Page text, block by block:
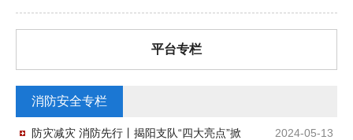
平台专栏
消防安全专栏
2024-05-13
防灾减灾 消防先行丨揭阳支队“四大亮点”掀